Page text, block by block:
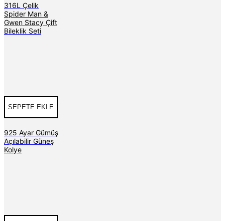
316L Çelik
Spider Man &
Gwen Stacy Çift
Bileklik Seti
SEPETE EKLE
925 Ayar Gümüş
Açılabilir Güneş
Kolye